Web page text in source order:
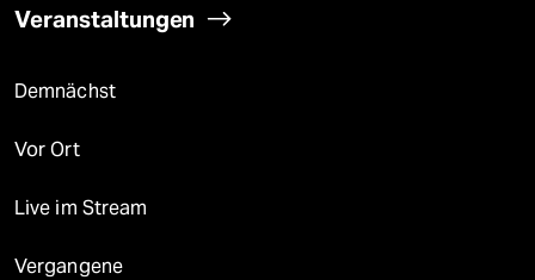
Veranstaltungen
Demnächst
Vor Ort
Live im Stream
Vergangene